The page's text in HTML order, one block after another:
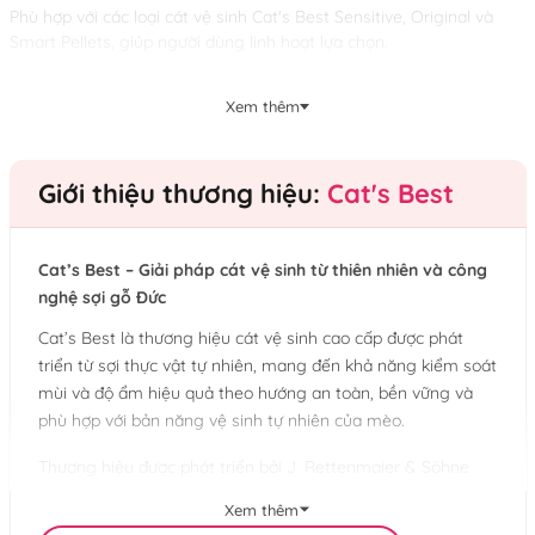
Phù hợp với các loại cát vệ sinh Cat's Best Sensitive, Original và
Xem thêm
Giới thiệu thương hiệu: Cat's Best
Cat’s Best – Giải pháp cát vệ sinh từ thiên nhiên và công
nghệ sợi gỗ Đức
Cat’s Best là thương hiệu cát vệ sinh cao cấp được phát
triển từ sợi thực vật tự nhiên, mang đến khả năng kiểm soát
mùi và độ ẩm hiệu quả theo hướng an toàn, bền vững và
phù hợp với bản năng vệ sinh tự nhiên của mèo.
thực vật với hơn 140 năm kinh nghiệm tại Đức. Ứng dụng
Xem thêm